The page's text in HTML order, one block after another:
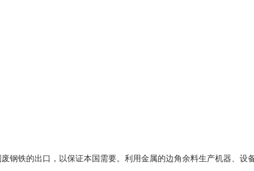
钢铁的出口，以保证本国需要。利用金属的边角余料生产机器、设